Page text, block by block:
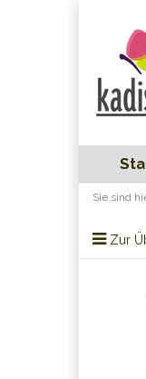
Sie sind
Zur